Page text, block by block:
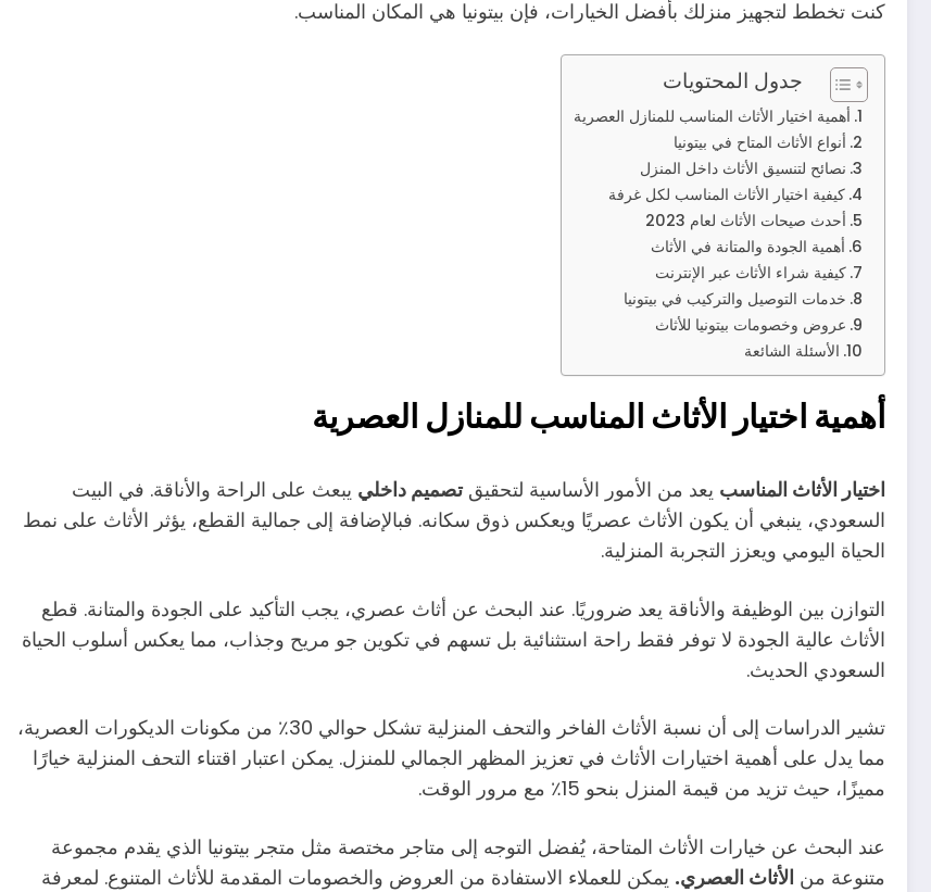
كنت تخطط لتجهيز منزلك بأفضل الخيارات، فإن بيتونيا هي المكان المناسب.
جدول المحتويات
أهمية اختيار الأثاث المناسب للمنازل العصرية
أنواع الأثاث المتاح في بيتونيا
نصائح لتنسيق الأثاث داخل المنزل
كيفية اختيار الأثاث المناسب لكل غرفة
أحدث صيحات الأثاث لعام 2023
أهمية الجودة والمتانة في الأثاث
كيفية شراء الأثاث عبر الإنترنت
خدمات التوصيل والتركيب في بيتونيا
عروض وخصومات بيتونيا للأثاث
الأسئلة الشائعة
أهمية اختيار الأثاث المناسب للمنازل العصرية
اختيار الأثاث المناسب يعد من الأمور الأساسية لتحقيقتصميم داخلي يبعث على الراحة والأناقة. في البيت
السعودي، ينبغي أن يكون الأثاث عصريًا ويعكس ذوق سكانه. فبالإضافة إلى جمالية القطع، يؤثر الأثاث على نمط
الحياة اليومي ويعزز التجربة المنزلية.
التوازن بين الوظيفة والأناقة يعد ضروريًا. عند البحث عن أثاث عصري، يجب التأكيد على الجودة والمتانة. قطع
الأثاث عالية الجودة لا توفر فقط راحة استثنائية بل تسهم في تكوين جو مريح وجذاب، مما يعكس أسلوب الحياة
السعودي الحديث.
تشير الدراسات إلى أن نسبة الأثاث الفاخر والتحف المنزلية تشكل حوالي 30٪ من مكونات الديكورات العصرية،
مما يدل على أهمية اختيارات الأثاث في تعزيز المظهر الجمالي للمنزل. يمكن اعتبار اقتناء التحف المنزلية خيارًا
مميزًا، حيث تزيد من قيمة المنزل بنحو 15٪ مع مرور الوقت.
عند البحث عن خيارات الأثاث المتاحة، يُفضل التوجه إلى متاجر مختصة مثل متجر بيتونيا الذي يقدم مجموعة
متنوعة من الأثاث العصري. يمكن للعملاء الاستفادة من العروض والخصومات المقدمة للأثاث المتنوع. لمعرفة